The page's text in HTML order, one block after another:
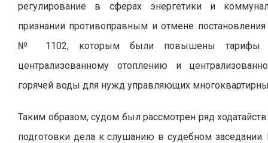
регулирование в сферах энергетики и
признании противоправным и отмене
№ 1102, которым были повышены тарифы
централизованному отоплению и
горячей воды для нужд управляющих
Таким образом, судом был рассмотрен ряд
подготовки дела к слушанию в судебном заседании.